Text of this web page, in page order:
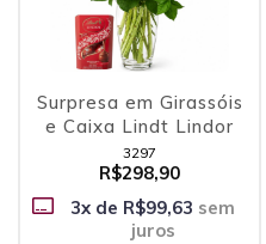
Surpresa em Girassóis
e Caixa Lindt Lindor
3297
R$298,90
3x de R$99,63 sem
juros